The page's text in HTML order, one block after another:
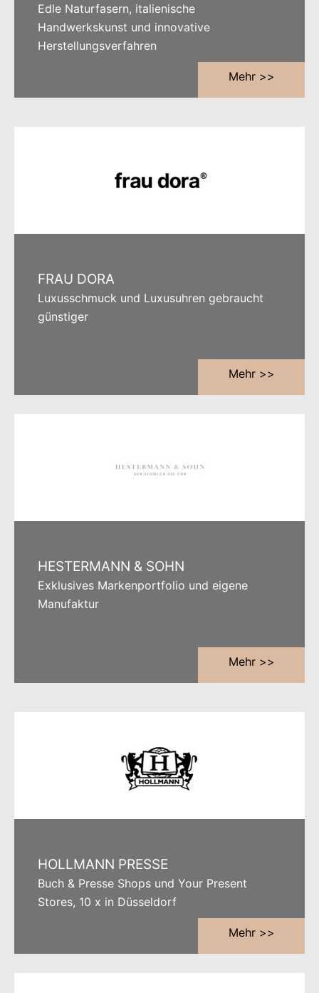
Edle Naturfasern, italienische
Handwerkskunst und innovative
Herstellungsverfahren
Mehr >>
FRAU DORA
Luxusschmuck und Luxusuhren gebraucht
günstiger
Mehr >>
HESTERMANN & SOHN
Exklusives Markenportfolio und eigene
Manufaktur
Mehr >>
HOLLMANN PRESSE
Buch & Presse Shops und Your Present
Stores, 10 x in Düsseldorf
Mehr >>